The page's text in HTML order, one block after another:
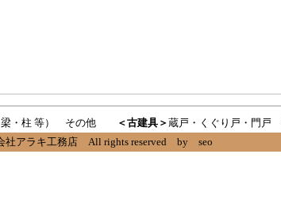
・柱 等） その他 ＜古建具＞ 蔵戸・くぐり戸・門戸
社アラキ工務店 All rights reserved by seo